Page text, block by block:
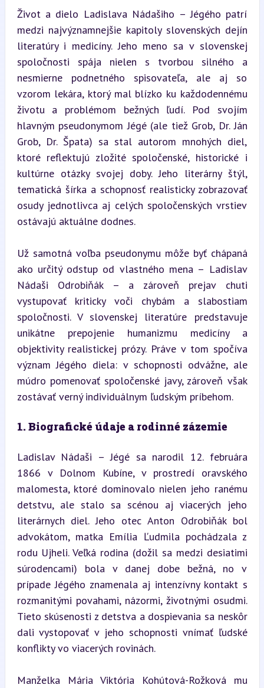
Život a dielo Ladislava Nádašiho – Jégého patrí
medzi najvýznamnejšie kapitoly slovenských dejín
literatúry i medicíny. Jeho meno sa v slovenskej
spoločnosti spája nielen s tvorbou silného a
nesmierne podnetného spisovateľa, ale aj so
vzorom lekára, ktorý mal blízko ku každodennému
životu a problémom bežných ľudí. Pod svojím
hlavným pseudonymom Jégé (ale tiež Grob, Dr. Ján
Grob, Dr. Špata) sa stal autorom mnohých diel,
ktoré reflektujú zložité spoločenské, historické i
kultúrne otázky svojej doby. Jeho literárny štýl,
tematická šírka a schopnosť realisticky zobrazovať
osudy jednotlivca aj celých spoločenských vrstiev
ostávajú aktuálne dodnes.
Už samotná voľba pseudonymu môže byť chápaná
ako určitý odstup od vlastného mena – Ladislav
Nádaši Odrobiňák – a zároveň prejav chuti
vystupovať kriticky voči chybám a slabostiam
spoločnosti. V slovenskej literatúre predstavuje
unikátne prepojenie humanizmu medicíny a
objektivity realistickej prózy. Práve v tom spočíva
význam Jégého diela: v schopnosti odvážne, ale
múdro pomenovať spoločenské javy, zároveň však
zostávať verný individuálnym ľudským príbehom.
1. Biografické údaje a rodinné zázemie
Ladislav Nádaši – Jégé sa narodil 12. februára
1866 v Dolnom Kubíne, v prostredí oravského
malomesta, ktoré dominovalo nielen jeho ranému
detstvu, ale stalo sa scénou aj viacerých jeho
literárnych diel. Jeho otec Anton Odrobiňák bol
advokátom, matka Emília Ľudmila pochádzala z
rodu Ujheli. Veľká rodina (dožil sa medzi desiatimi
súrodencami) bola v danej dobe bežná, no v
prípade Jégého znamenala aj intenzívny kontakt s
rozmanitými povahami, názormi, životnými osudmi.
Tieto skúsenosti z detstva a dospievania sa neskôr
dali vystopovať v jeho schopnosti vnímať ľudské
konflikty vo viacerých rovinách.
Manželka Mária Viktória Kohútová-Rožková mu